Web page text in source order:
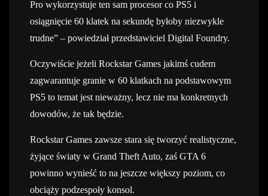
Pro wykorzystuje ten sam procesor co PS5 i
osiągnięcie 60 klatek na sekundę byłoby niezwykle
trudne” – powiedział przedstawiciel Digital Foundry.
Oczywiście jeżeli Rockstar Games jakimś cudem
zagwarantuje granie w 60 klatkach na podstawowym
PS5 to temat jest nieważny, lecz nie ma konkretnych
dowodów, że tak będzie.
Rockstar Games zawsze stara się tworzyć realistyczne,
żyjące światy w Grand Theft Auto, zaś GTA 6
powinno wynieść to na jeszcze większy poziom, co
obciąży podzespoły konsol.